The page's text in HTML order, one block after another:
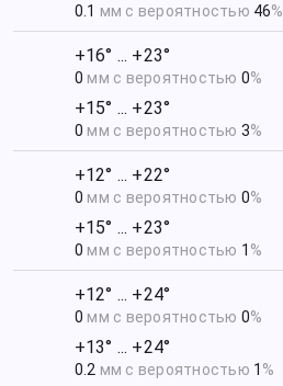
0.1 мм с вероятностью 46%
+16° ... +23°
0 мм с вероятностью 0%
+15° ... +23°
0 мм с вероятностью 3%
+12° ... +22°
0 мм с вероятностью 0%
+15° ... +23°
0 мм с вероятностью 1 %
+12° ... +24°
0 мм с вероятностью 0%
+13° ... +24°
0.2 мм с вероятностью 1 %